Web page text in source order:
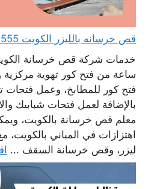
قص خرسانه بالليزر الكويت 65932555 فتح كور تكييف
ساعة من فتح كور تهوية مركزية
فتح كور للمطابخ، وعمل فتحات
بالإضافة لعمل فتحات شبابيك
معلم قص خرسانة بالكويت،
اهتزازات في المباني بالكويت،
ليزر، وقص خرسانة السقف ...